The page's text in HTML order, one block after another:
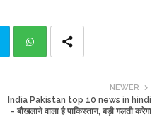
ats
NEWER
India Pakistan top 10 news in hindi
- बौखलाने वाला है पाकिस्तान, बड़ी गलती करेगा